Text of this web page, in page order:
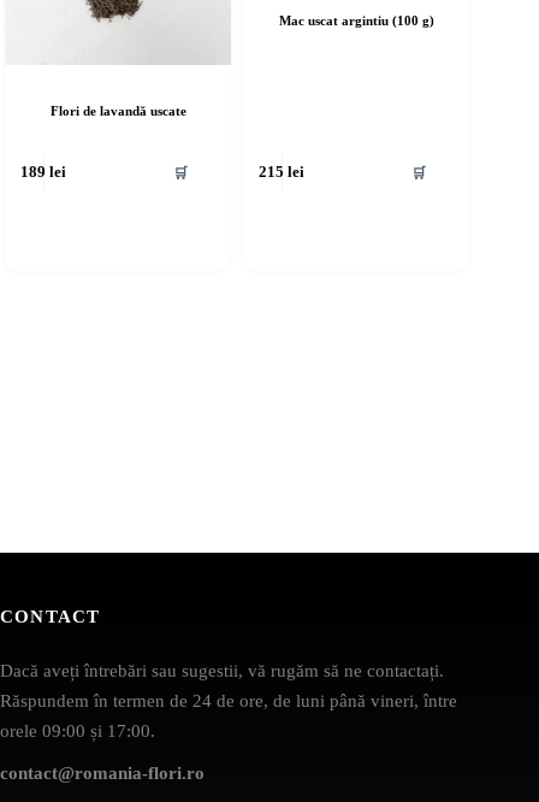
Flori de lavandă uscate
189lei 🛒
Mac uscat argintiu (100 g)
215lei 🛒
CONTACT
Dacă aveți întrebări sau sugestii, vă rugăm să ne contactați.
Răspundem în termen de 24 de ore, de luni până vineri, între
orele 09:00 și 17:00.
contact@romania-flori.ro